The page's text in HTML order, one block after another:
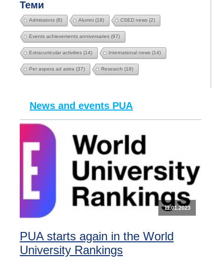
Теми
Admissions (8) Alumni (18) CSED news (2)
Events achievements anniversaries (97)
Extracurricular activities (14) International news (14)
Per aspera ad astra (37) Research (18)
News and events PUA
11.01.2023
PUA starts again in the World
University Rankings